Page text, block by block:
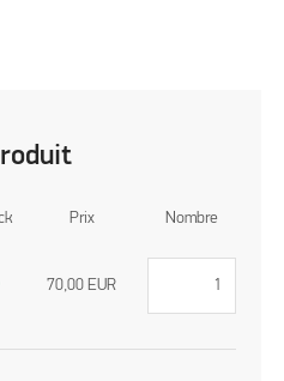
Prix Nombre
70,00 EUR